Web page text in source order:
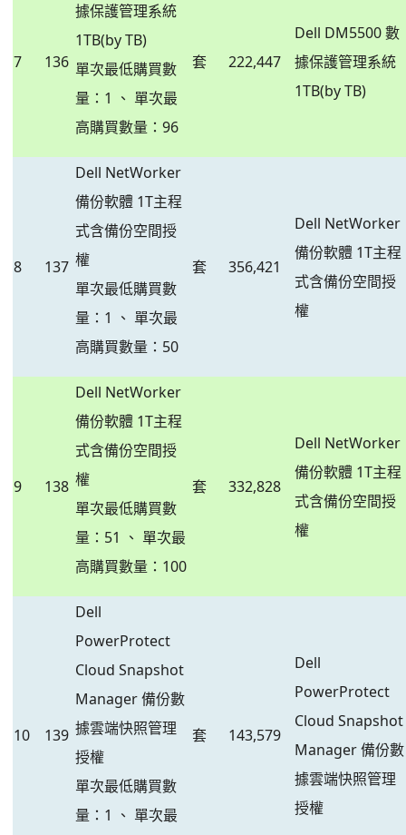
7 136
據保護管理系統
1TB(by TB)
單次最低購買數
量：1 、 單次最
高購買數量：96
套 222,447
Dell DM5500 數
據保護管理系統
1TB(by TB)
8 137
Dell NetWorker
備份軟體 1T主程
式含備份空間授
權
單次最低購買數
量：1 、 單次最
高購買數量：50
套 356,421
Dell NetWorker
備份軟體 1T主程
式含備份空間授
權
9 138
Dell NetWorker
備份軟體 1T主程
式含備份空間授
權
單次最低購買數
量：51 、 單次最
高購買數量：100
套 332,828
Dell NetWorker
備份軟體 1T主程
式含備份空間授
權
10 139
Dell
PowerProtect
Cloud Snapshot
Manager 備份數
據雲端快照管理
授權
單次最低購買數
量：1 、 單次最
套 143,579
Dell
PowerProtect
Cloud Snapshot
Manager 備份數
據雲端快照管理
授權